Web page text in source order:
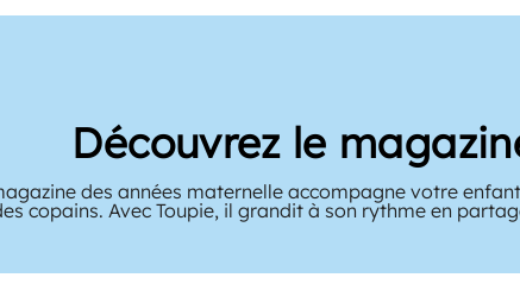
Découvrez le
des années maternelle accompagne votre
copains. Avec Toupie, il grandit à son rythme en